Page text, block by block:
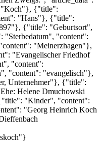
"Koch"}, {"title":
"Hans"}, {"title":
{"title": "Geburtsort",
"content":
"Meinerzhagen"},
"Evangelischer Friedhof
"content":
"content": "evangelisch"},
Unternehmer"}, {"title":
Helene Dmuchowski
"Kinder", "content":
"Georg Heinrich Koch